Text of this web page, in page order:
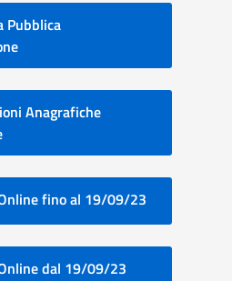
Pubblica
Anagrafiche
fino al 19/09/23
dal 19/09/23